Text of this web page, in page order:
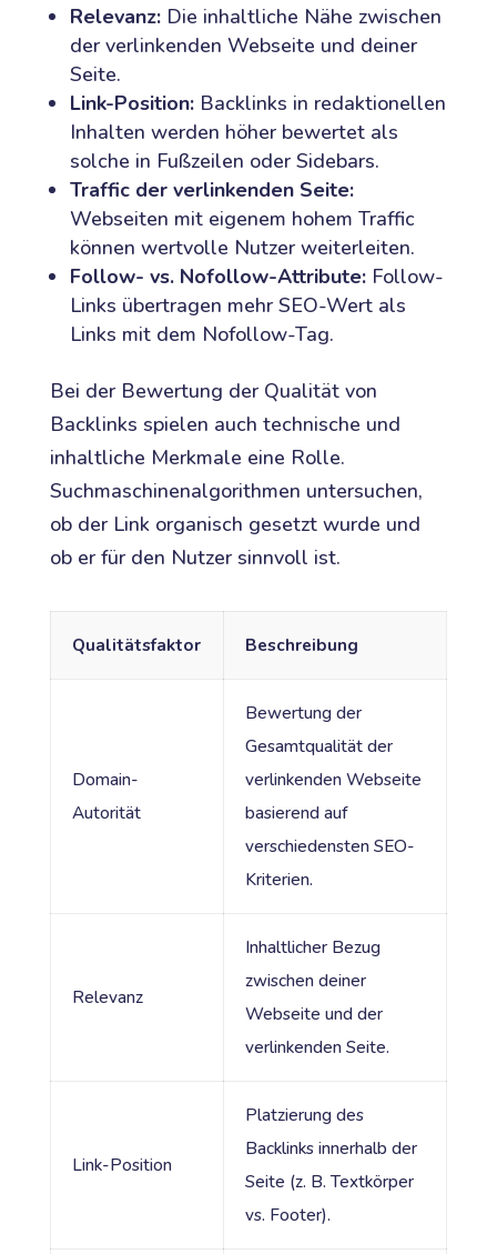
Relevanz:Die inhaltliche Nähe zwischen
der verlinkenden Webseite und deiner
Seite.
Link-Position:Backlinks in redaktionellen
Inhalten werden höher bewertet als
solche in Fußzeilen oder Sidebars.
Traffic der verlinkenden Seite:
Webseiten mit eigenem hohem Traffic
können wertvolle Nutzer weiterleiten.
Follow- vs. Nofollow-Attribute:Follow-
Links übertragen mehr SEO-Wert als
Links mit dem Nofollow-Tag.
Bei der Bewertung der Qualität von
Backlinks spielen auch technische und
inhaltliche Merkmale eine Rolle.
Suchmaschinenalgorithmen untersuchen,
ob der Link organisch gesetzt wurde und
ob er für den Nutzer sinnvoll ist.
Qualitätsfaktor Beschreibung
Domain-
Autorität
Bewertung der
Gesamtqualität der
verlinkenden Webseite
basierend auf
verschiedensten SEO-
Kriterien.
Relevanz
Inhaltlicher Bezug
zwischen deiner
Webseite und der
verlinkenden Seite.
Link-Position
Platzierung des
Backlinks innerhalb der
Seite (z. B. Textkörper
vs. Footer).